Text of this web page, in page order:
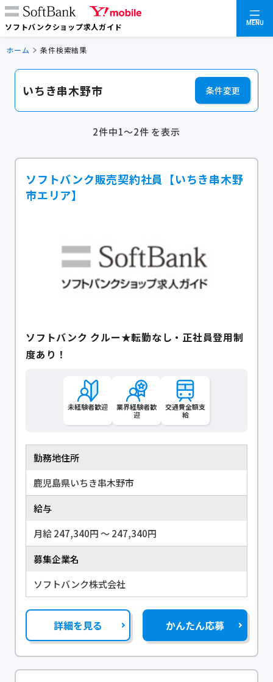
ソフトバンクショップ求人ガイド MENU
ホーム 条件検索結果
いちき串木野市 条件変更
2件中1～2件 を表示
ソフトバンク販売契約社員【いちき串木野
市エリア】
ソフトバンク クルー★転勤なし・正社員登用制
度あり！
未経験者歓迎
業界経験者歓
迎
交通費全額支
給
勤務地住所
鹿児島県いちき串木野市
給与
月給 247,340円 〜 247,340円
募集企業名
ソフトバンク株式会社
詳細を見る かんたん応募